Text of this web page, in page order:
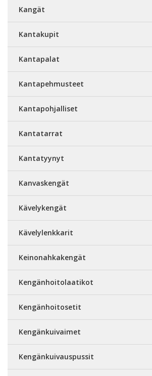
Kangät
Kantakupit
Kantapalat
Kantapehmusteet
Kantapohjalliset
Kantatarrat
Kantatyynyt
Kanvaskengät
Kävelykengät
Kävelylenkkarit
Keinonahkakengät
Kengänhoitolaatikot
Kengänhoitosetit
Kengänkuivaimet
Kengänkuivauspussit